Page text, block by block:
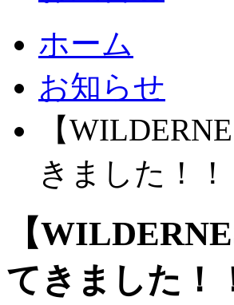
ホーム
お知らせ
【
きました！！
【
てきました！